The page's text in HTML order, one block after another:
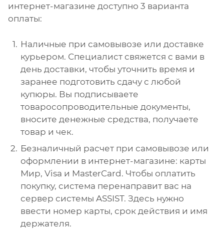
интернет-магазине доступно 3 варианта
оплаты:
Наличные при самовывозе или доставке
курьером. Специалист свяжется с вами в
день доставки, чтобы уточнить время и
заранее подготовить сдачу с любой
купюры. Вы подписываете
товаросопроводительные документы,
вносите денежные средства, получаете
товар и чек.
Безналичный расчет при самовывозе или
оформлении в интернет-магазине: карты
Мир, Visa и MasterCard. Чтобы оплатить
покупку, система перенаправит вас на
сервер системы ASSIST. Здесь нужно
ввести номер карты, срок действия и имя
держателя.